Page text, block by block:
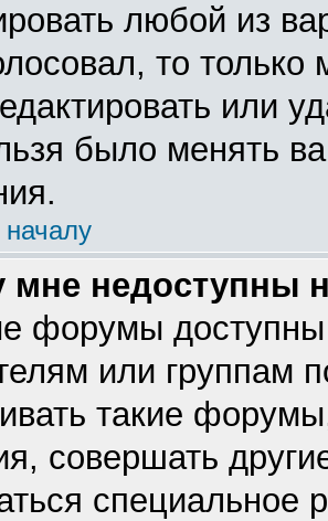
любой из
то
или
было менять
началу
мне недоступны
форумы
или группам
такие
совершать
специальное